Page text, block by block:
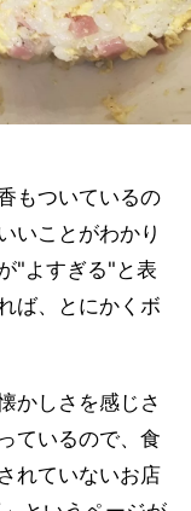
もついているの
いことがわかり
"よすぎる"と表
ば、とにかくボ
かしさを感じさ
ているので、食
れていないお店